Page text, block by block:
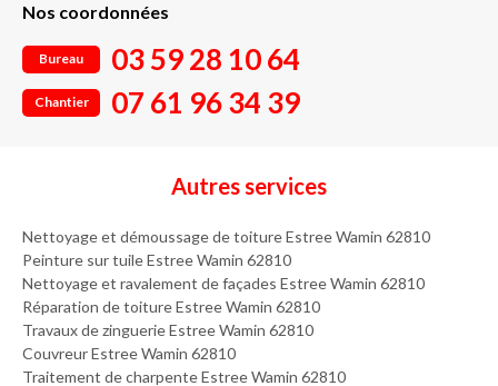
Nos coordonnées
Bureau 03 59 28 10 64
Chantier 07 61 96 34 39
Autres services
Nettoyage et démoussage de toiture Estree Wamin 62810
Peinture sur tuile Estree Wamin 62810
Nettoyage et ravalement de façades Estree Wamin 62810
Réparation de toiture Estree Wamin 62810
Travaux de zinguerie Estree Wamin 62810
Couvreur Estree Wamin 62810
Traitement de charpente Estree Wamin 62810